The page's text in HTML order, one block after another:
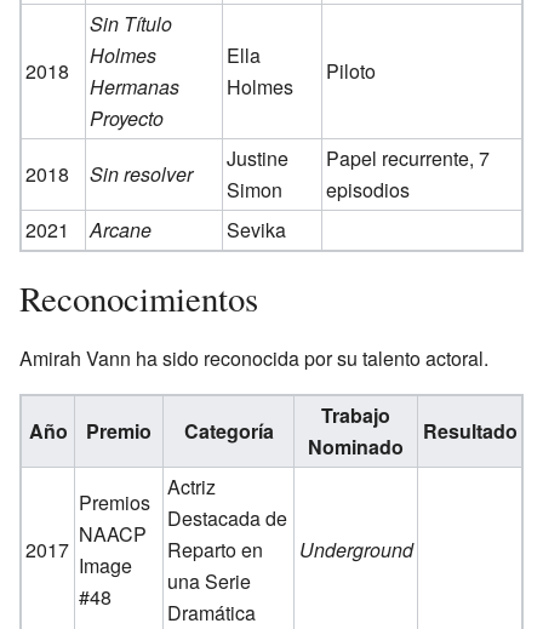
2018
Sin Título
Holmes
Hermanas
Proyecto
Ella
Holmes
Piloto
2018 Sin resolver
Justine
Simon
Papel recurrente, 7
episodios
2021
Arcane Sevika
Reconocimientos
Amirah Vann ha sido reconocida por su talento actoral.
Año Premio Categoría
Trabajo
Nominado
Resultado
2017
Premios
NAACP
Image
#48
Actriz
Destacada de
Reparto en
una Serie
Dramática
Underground